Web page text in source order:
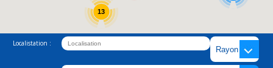
13
Localistation :